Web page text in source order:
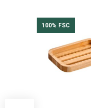
100% FSC